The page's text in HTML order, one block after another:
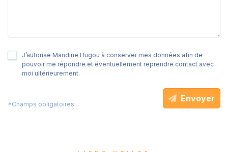
J’autorise Mandine Hugou à conserver mes données afin de
pouvoir me répondre et éventuellement reprendre contact avec
moi ultérieurement.
*Champs obligatoires
Envoyer